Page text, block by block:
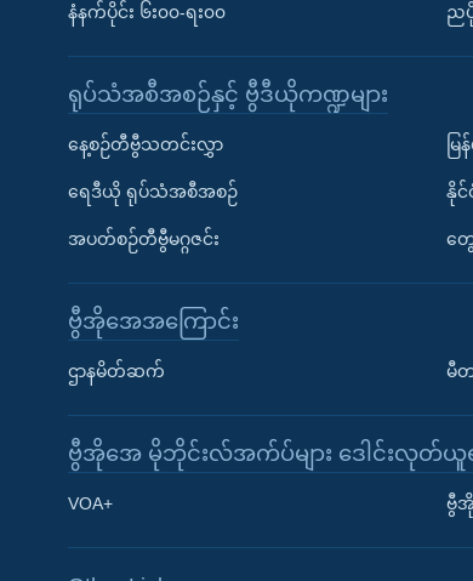
Learning English
နံနက်ပိုင်း ၆း၀၀-ရး၀၀ ညပို
ရုပ်သံအစီအစဉ်နှင့် ဗွီဒီယိုကဏ္ဍများ
နေ့စဉ်တီဗွီသတင်းလွှာ
ရေဒီယို ရုပ်သံအစီအစဉ်
အပတ်စဉ်တီဗွီမဂ္ဂဇင်း
မြ
နို
တွေ့
ဗွီအိုအေအကြောင်း
ဌာနမိတ်ဆက် မီတ
ဗွီအိုအေ မိုဘိုင်းလ်အက်ပ်များ ဒေါင်းလုတ်ယူ
VOA+ ဗွီ